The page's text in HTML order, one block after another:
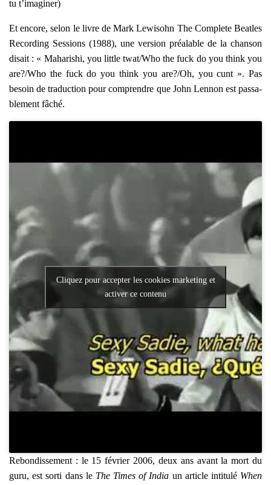
tu t’i­ma­gi­ner)
Et encore, selon le livre de Mark Lewi­sohn The Com­plete Beatles
Recor­ding Ses­sions (1988), une ver­sion préa­lable de la chan­son
disait : « Maha­ri­shi, you lit­tle twat/Who the fuck do you think you
are?/Who the fuck do you think you are?/Oh, you cunt ». Pas
besoin de tra­duc­tion pour com­prendre que John Len­non est pas­sa­
ble­ment fâché.
Cliquez pour accepter les cookies marketing et
activer ce contenu
Rebon­dis­se­ment : le 15 février 2006, deux ans avant la mort du
guru, est sor­ti dans le The Times of India un article inti­tu­lé When